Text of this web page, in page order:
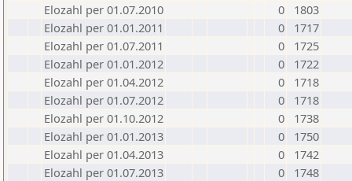
Elozahl per 01.07.2010
0
1803
Elozahl per 01.01.2011
0
1717
Elozahl per 01.07.2011
0
1725
Elozahl per 01.01.2012
0
1722
Elozahl per 01.04.2012
0
1718
Elozahl per 01.07.2012
0
1718
Elozahl per 01.10.2012
0
1738
Elozahl per 01.01.2013
0
1750
Elozahl per 01.04.2013
0
1742
Elozahl per 01.07.2013
0
1748